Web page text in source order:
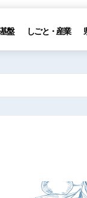
盤 しごと・産業